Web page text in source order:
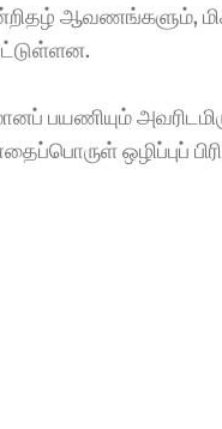
ஆவணங்களும்,
பயணியும்
ஒழிப்புப்